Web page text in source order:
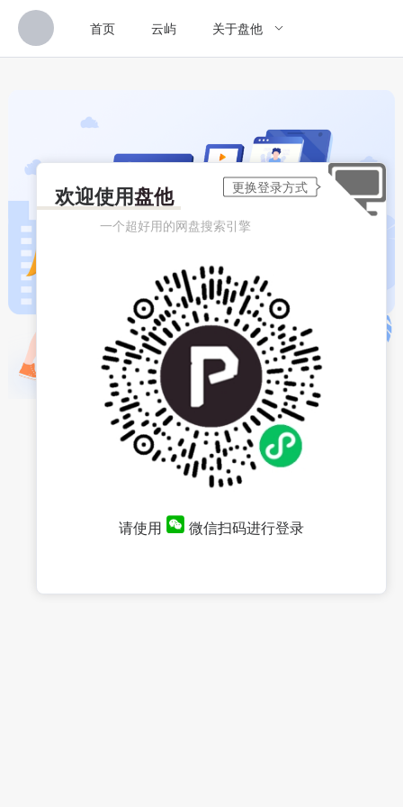
首页 云屿 关于盘他
欢迎使用盘他
一个超好用的网盘搜索引擎
请使用 微信扫码进行登录